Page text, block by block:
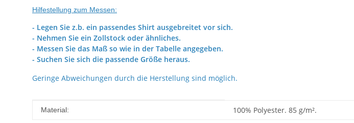
Hilfestellung zum Messen:
- Legen Sie z.b. ein passendes Shirt ausgebreitet vor sich.
- Nehmen Sie ein Zollstock oder ähnliches.
- Messen Sie das Maß so wie in der Tabelle angegeben.
- Suchen Sie sich die passende Größe heraus.
Geringe Abweichungen durch die Herstellung sind möglich.
Produkteigenschaft
Wert
Material: 100% Polyester. 85 g/m².